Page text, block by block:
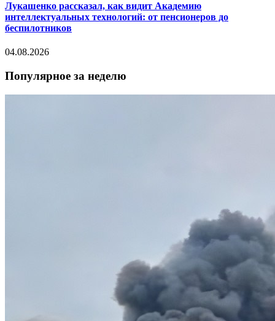
Лукашенко рассказал, как видит Академию
интеллектуальных технологий: от пенсионеров до
беспилотников
04.08.2026
Популярное за неделю